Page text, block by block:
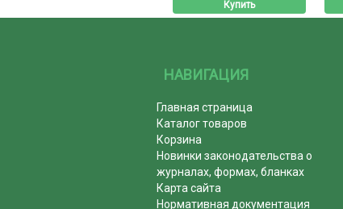
Купить
НАВИГАЦИЯ
Главная страница
Каталог товаров
Корзина
Новинки законодательства о
журналах, формах, бланках
Карта сайта
Нормативная документация